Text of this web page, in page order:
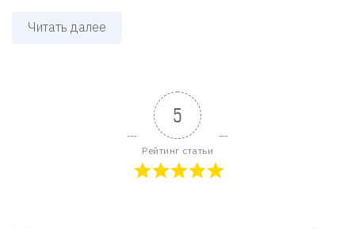
Читать далее
5
Рейтинг статьи